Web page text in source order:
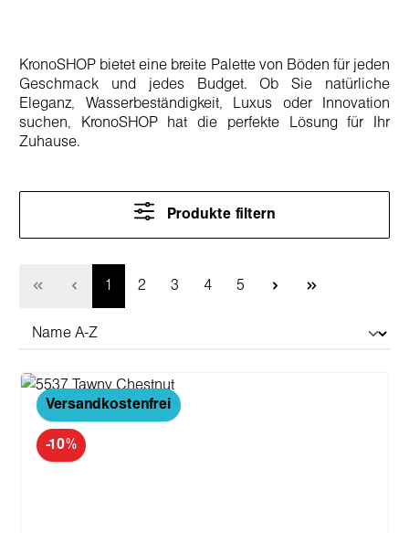
KronoSHOP bietet eine breite Palette von Böden für jeden
Geschmack und jedes Budget. Ob Sie natürliche
Eleganz, Wasserbeständigkeit, Luxus oder Innovation
suchen, KronoSHOP hat die perfekte Lösung für Ihr
Zuhause.
Produkte filtern
Seite
1 Seite
2 Seite
3 Seite
4 Seite
5
Versandkostenfrei
-10%